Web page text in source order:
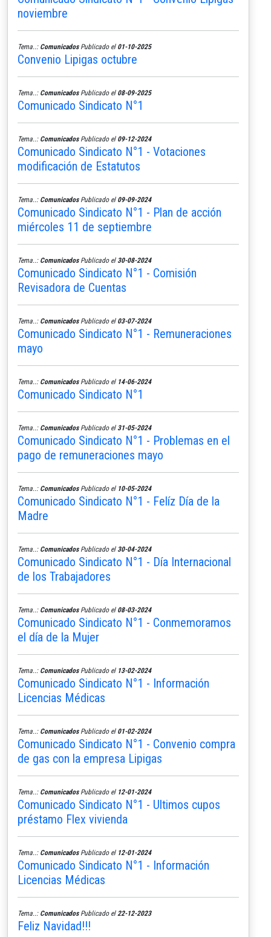
noviembre
Tema..: ComunicadosPublicado el 01-10-2025
Convenio Lipigas octubre
Tema..: ComunicadosPublicado el 08-09-2025
Comunicado Sindicato N°1
Tema..: ComunicadosPublicado el 09-12-2024
Comunicado Sindicato N°1 - Votaciones
modificación de Estatutos
Tema..: ComunicadosPublicado el 09-09-2024
Comunicado Sindicato N°1 - Plan de acción
miércoles 11 de septiembre
Tema..: ComunicadosPublicado el 30-08-2024
Comunicado Sindicato N°1 - Comisión
Revisadora de Cuentas
Tema..: ComunicadosPublicado el 03-07-2024
Comunicado Sindicato N°1 - Remuneraciones
mayo
Tema..: ComunicadosPublicado el 14-06-2024
Comunicado Sindicato N°1
Tema..: ComunicadosPublicado el 31-05-2024
Comunicado Sindicato N°1 - Problemas en el
pago de remuneraciones mayo
Tema..: ComunicadosPublicado el 10-05-2024
Comunicado Sindicato N°1 - Felíz Día de la
Madre
Tema..: ComunicadosPublicado el 30-04-2024
Comunicado Sindicato N°1 - Día Internacional
de los Trabajadores
Tema..: ComunicadosPublicado el 08-03-2024
Comunicado Sindicato N°1 - Conmemoramos
el día de la Mujer
Tema..: ComunicadosPublicado el 13-02-2024
Comunicado Sindicato N°1 - Información
Licencias Médicas
Tema..: ComunicadosPublicado el 01-02-2024
Comunicado Sindicato N°1 - Convenio compra
de gas con la empresa Lipigas
Tema..: ComunicadosPublicado el 12-01-2024
Comunicado Sindicato N°1 - Ultimos cupos
préstamo Flex vivienda
Tema..: ComunicadosPublicado el 12-01-2024
Comunicado Sindicato N°1 - Información
Licencias Médicas
Tema..: ComunicadosPublicado el 22-12-2023
Feliz Navidad!!!